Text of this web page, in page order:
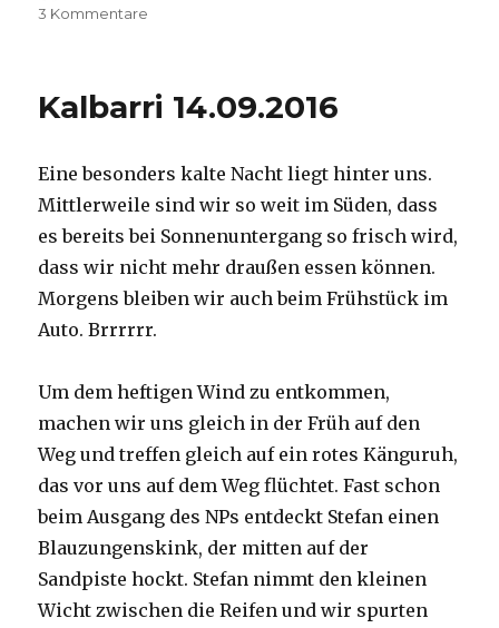
3 Kommentare
Kalbarri 14.09.2016
Eine besonders kalte Nacht liegt hinter uns.
Mittlerweile sind wir so weit im Süden, dass
es bereits bei Sonnenuntergang so frisch wird,
dass wir nicht mehr draußen essen können.
Morgens bleiben wir auch beim Frühstück im
Auto. Brrrrrr.
Um dem heftigen Wind zu entkommen,
machen wir uns gleich in der Früh auf den
Weg und treffen gleich auf ein rotes Känguruh,
das vor uns auf dem Weg flüchtet. Fast schon
beim Ausgang des NPs entdeckt Stefan einen
Blauzungenskink, der mitten auf der
Sandpiste hockt. Stefan nimmt den kleinen
Wicht zwischen die Reifen und wir spurten